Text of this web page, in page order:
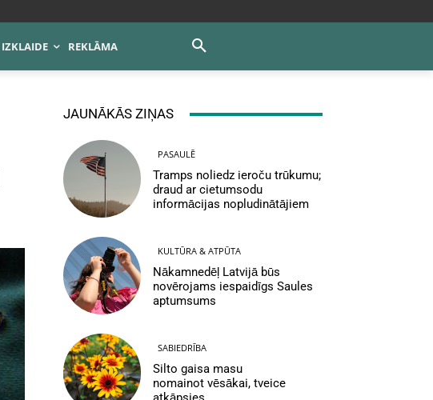
IZKLAIDE REKLĀMA
JAUNĀKĀS ZIŅAS
PASAULĒ
Tramps noliedz ieroču trūkumu;
draud ar cietumsodu
informācijas nopludinātājiem
KULTŪRA & ATPŪTA
Nākamnedēļ Latvijā būs
novērojams iespaidīgs Saules
aptumsums
SABIEDRĪBA
Silto gaisa masu
nomainot vēsākai, tveice